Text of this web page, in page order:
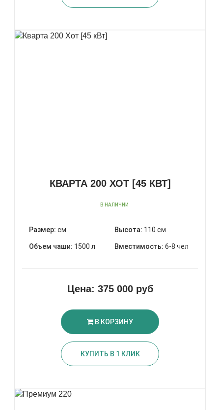
КВАРТА 200 ХОТ [45 КВТ]
В НАЛИЧИИ
Размер: см Высота: 110 см
Объем чаши: 1500 л Вместимость: 6-8 чел
Цена: 375 000 руб
В КОРЗИНУ
КУПИТЬ В 1 КЛИК